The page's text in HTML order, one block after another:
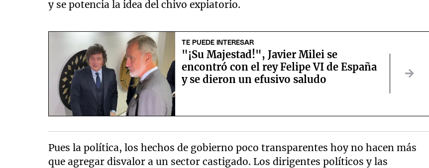
y se potencia la idea del chivo expiatorio.
TE PUEDE INTERESAR
"¡Su Majestad!", Javier Milei se
encontró con el rey Felipe VI de España
y se dieron un efusivo saludo
Pues la política, los hechos de gobierno poco transparentes hoy no hacen más
que agregar disvalor a un sector castigado. Los dirigentes políticos y las